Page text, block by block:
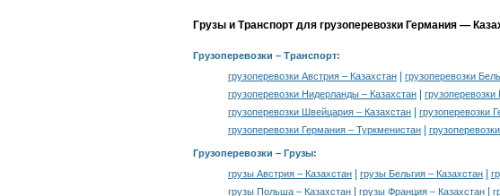
Грузы и Транспорт для грузоперевозки Германия —
Грузоперевозки – Транспорт:
грузоперевозки Австрия – Казахстан
грузоперевозки
грузоперевозки Нидерланды – Казахстан
грузоперевозки Швейцария – Казахстан грузоперевозки
грузоперевозки Германия – Туркменистан
Грузоперевозки – Грузы:
грузы Австрия – Казахстан
грузы Бельгия – Казахстан
грузы Польша – Казахстан грузы Франция – Казахстан